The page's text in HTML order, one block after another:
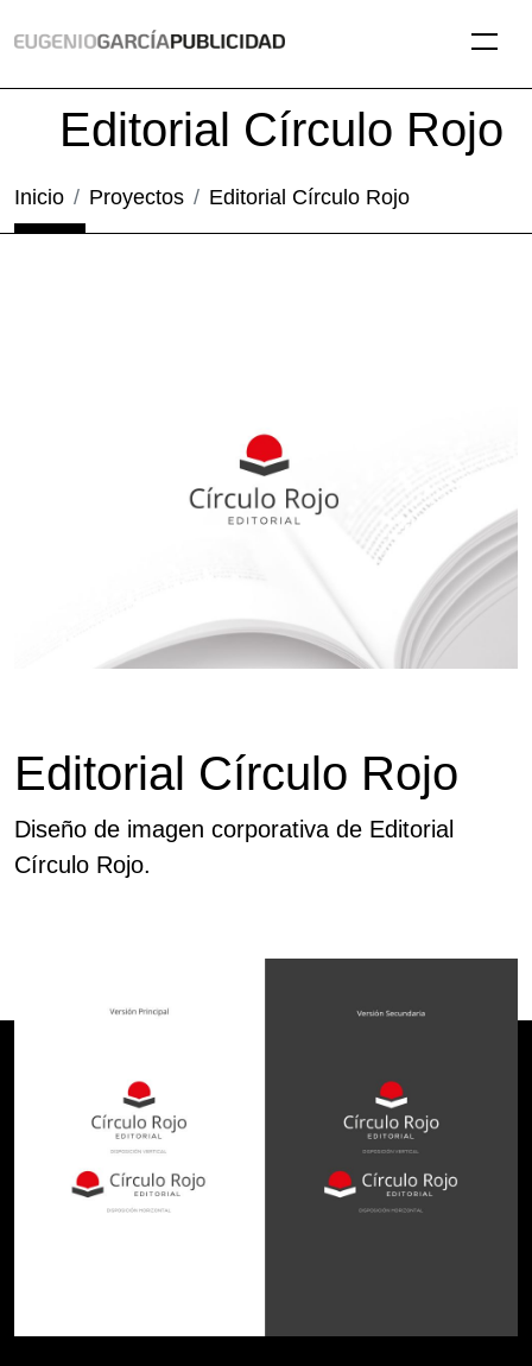
Editorial Círculo Rojo
Inicio Proyectos Editorial Círculo Rojo
Editorial Círculo Rojo
Diseño de imagen corporativa de Editorial
Círculo Rojo.